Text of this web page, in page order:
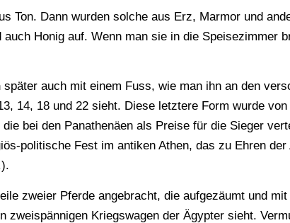
Ton. Dann wurden solche aus Erz, Marmor und
Honig auf. Wenn man sie in die Speisezimmer
auch mit einem Fuss, wie man ihn an den
14, 18 und 22 sieht. Diese letztere Form wurde
bei den Panathenäen als Preise für die Sieger
politische Fest im antiken Athen, das zu Ehren der
zweier Pferde angebracht, die aufgezäumt und mit
zweispännigen Kriegswagen der Ägypter sieht.